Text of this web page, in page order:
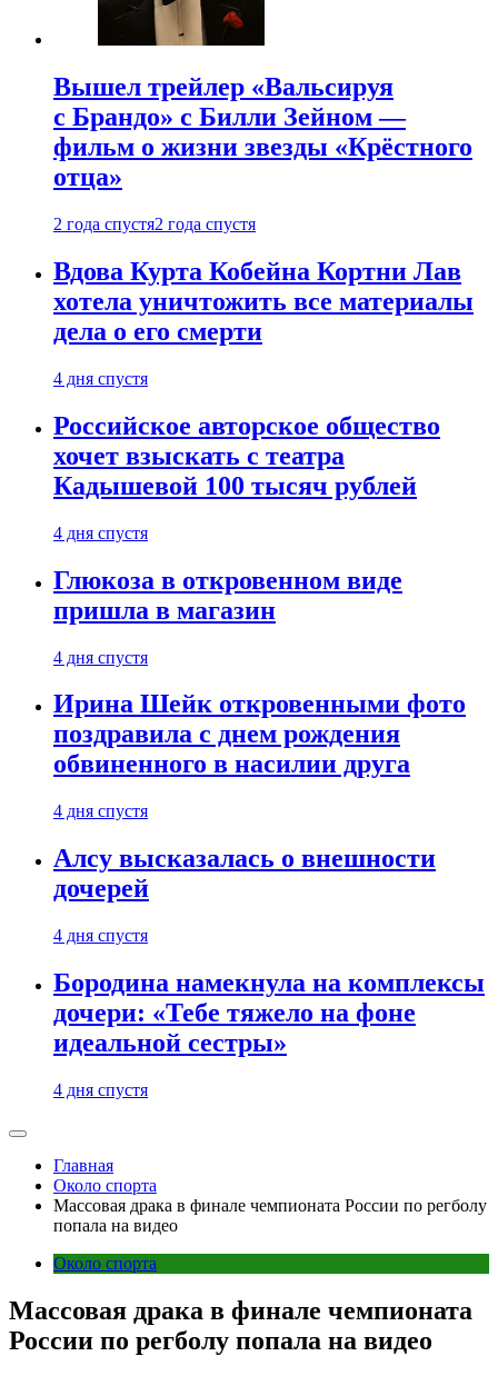
Вышел трейлер «Вальсируя
с Брандо» с Билли Зейном —
фильм о жизни звезды «Крёстного
отца»
2 года спустя2 года спустя
Вдова Курта Кобейна Кортни Лав
хотела уничтожить все материалы
дела о его смерти
4 дня спустя
Российское авторское общество
хочет взыскать с театра
Кадышевой 100 тысяч рублей
4 дня спустя
Глюкоза в откровенном виде
пришла в магазин
4 дня спустя
Ирина Шейк откровенными фото
поздравила с днем рождения
обвиненного в насилии друга
4 дня спустя
Алсу высказалась о внешности
дочерей
4 дня спустя
Бородина намекнула на комплексы
дочери: «Тебе тяжело на фоне
идеальной сестры»
4 дня спустя
Главная
Около спорта
Массовая драка в финале чемпионата России по регболу
попала на видео
Около спорта
Массовая драка в финале чемпионата
России по регболу попала на видео